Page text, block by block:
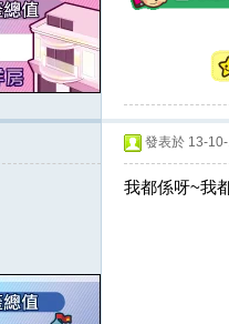
發表於 13-
我都係呀~我